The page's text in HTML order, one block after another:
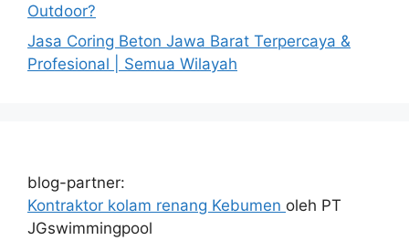
Outdoor?
Jasa Coring Beton Jawa Barat Terpercaya &
Profesional | Semua Wilayah
blog-partner:
Kontraktor kolam renang Kebumen oleh PT
JGswimmingpool